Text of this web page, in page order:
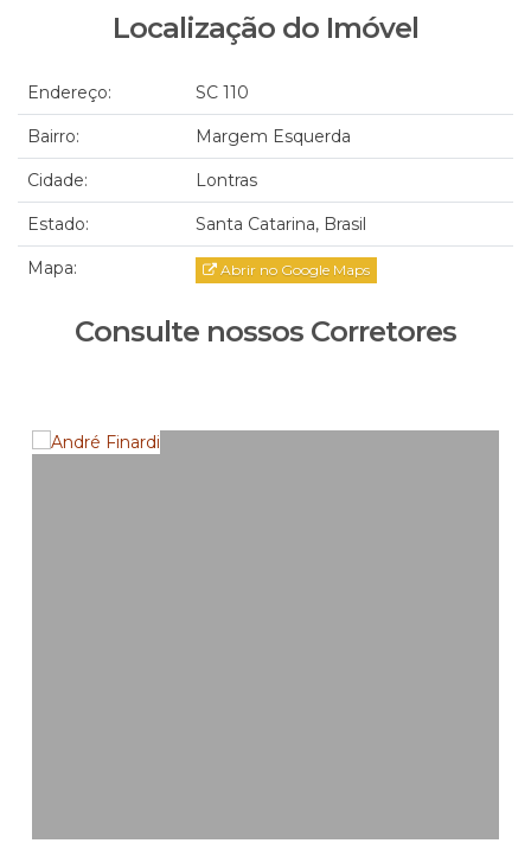
Localização do Imóvel
Endereço: SC 110
Bairro: Margem Esquerda
Cidade: Lontras
Estado: Santa Catarina, Brasil
Mapa: Abrir no Google Maps
Consulte nossos Corretores